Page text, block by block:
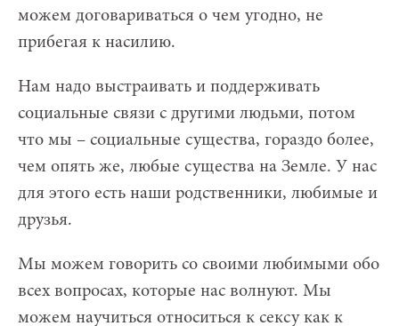
можем договариваться о чем угодно, не
прибегая к насилию.
Нам надо выстраивать и поддерживать
социальные связи с другими людьми, потом
что мы – социальные существа, гораздо более,
чем опять же, любые существа на Земле. У нас
для этого есть наши родственники, любимые и
друзья.
Мы можем говорить со своими любимыми обо
всех вопросах, которые нас волнуют. Мы
можем научиться относиться к сексу как к